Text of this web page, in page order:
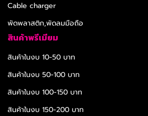
Cable charger
พัดพลาสติก,พัดลมมือถือ
สินค้าพรีเมียม
สินค้าในงบ 10-50 บาท
สินค้าในงบ 50-100 บาท
สินค้าในงบ 100-150 บาท
สินค้าในงบ 150-200 บาท